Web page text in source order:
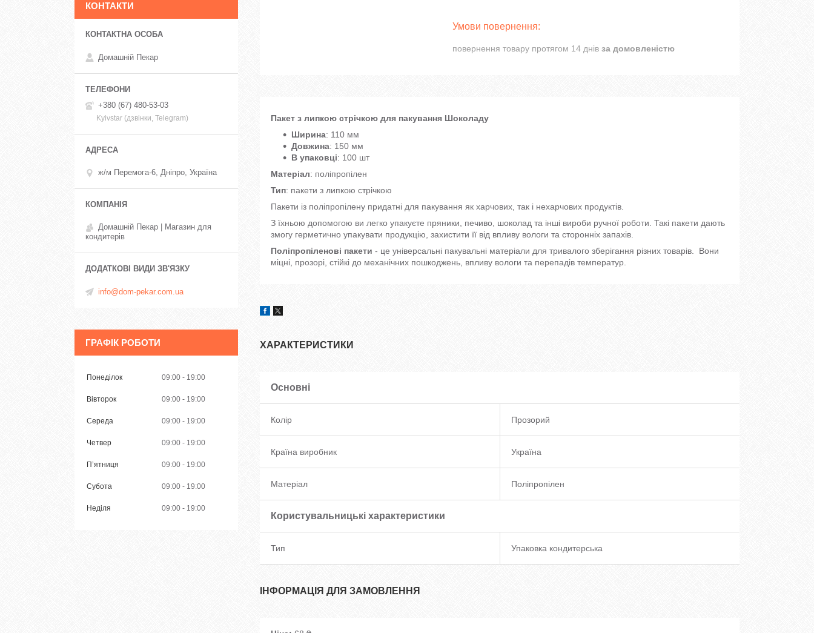
повернення товару протягом 14 днів за домовленістю
Пакет з липкою стрічкою для пакування Шоколаду
Ширина: 110 мм
Довжина: 150 мм
В упаковці: 100 шт
Матеріал: поліпропілен
Тип: пакети з липкою стрічкою
Пакети із поліпропілену придатні для пакування як харчових, так і нехарчових продуктів.
З їхньою допомогою ви легко упакуєте пряники, печиво, шоколад та інші вироби ручної роботи. Такі пакети дають
змогу герметично упакувати продукцію, захистити її від впливу вологи та сторонніх запахів.
Поліпропіленові пакети - це універсальні пакувальні матеріали для тривалого зберігання різних товарів. Вони
міцні, прозорі, стійкі до механічних пошкоджень, впливу вологи та перепадів температур.
ХАРАКТЕРИСТИКИ
Основні
Колір Прозорий
Країна виробник Україна
Матеріал Поліпропілен
Користувальницькі характеристики
Тип Упаковка кондитерська
ІНФОРМАЦІЯ ДЛЯ ЗАМОВЛЕННЯ
КОНТАКТИ
Домашній Пекар
+380 (67) 480-53-03
Kyivstar (дзвінки, Telegram)
ж/м Перемога-6, Дніпро, Україна
Домашній Пекар | Магазин для
кондитерів
info@dom-pekar.com.ua
ГРАФІК РОБОТИ
Понеділок 09:00 19:00
Вівторок 09:00 19:00
Середа 09:00 19:00
Четвер 09:00 19:00
Пʼятниця 09:00 19:00
Субота 09:00 19:00
Неділя 09:00 19:00